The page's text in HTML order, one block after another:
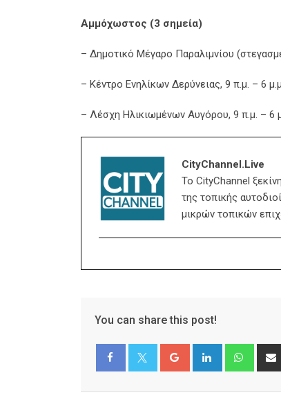
Αμμόχωστος (3 σημεία)
– Δημοτικό Μέγαρο Παραλιμνίου
– Κέντρο Ενηλίκων Δερύνειας, 9 π.μ. – 6
– Λέσχη Ηλικιωμένων Αυγόρου, 9 π.μ. – 6
CityChannel.live
Το CityChannel
της τοπικής
μικρών τοπικών
You can share this post!
Google+ LinkedIn